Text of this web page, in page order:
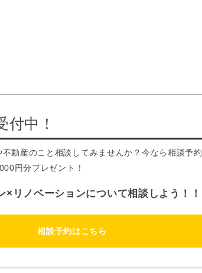
付中！
不動産のこと相談してみませんか？今なら相談予約
円分プレゼント！
×リノベーションについて相談しよう！！
相談予約はこちら